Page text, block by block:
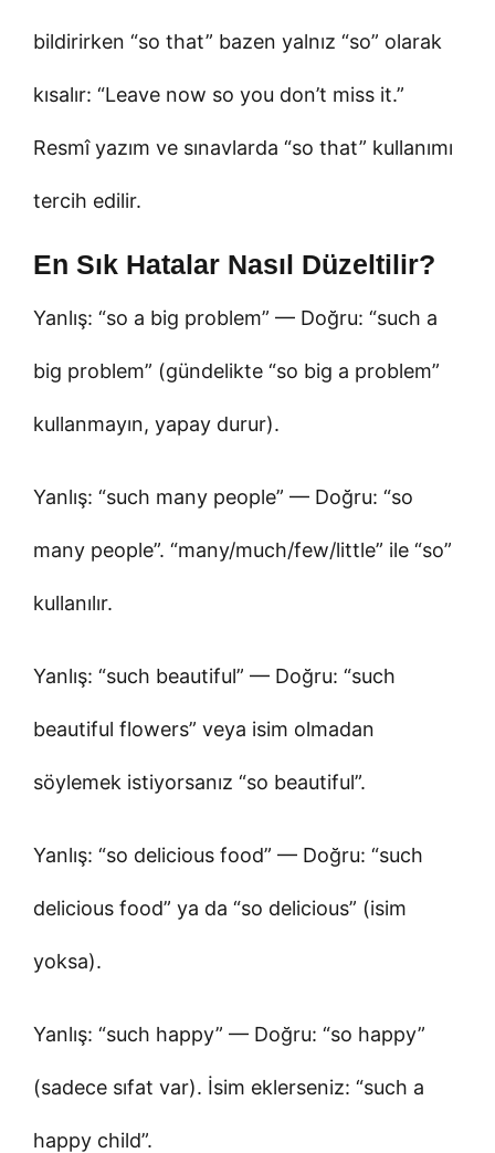
bildirirken “so that” bazen yalnız “so” olarak
kısalır: “Leave now so you don’t miss it.”
Resmî yazım ve sınavlarda “so that” kullanımı
tercih edilir.
En Sık Hatalar Nasıl Düzeltilir?
Yanlış: “so a big problem” — Doğru: “such a
big problem” (gündelikte “so big a problem”
kullanmayın, yapay durur).
Yanlış: “such many people” — Doğru: “so
many people”. “many/much/few/little” ile “so”
kullanılır.
Yanlış: “such beautiful” — Doğru: “such
beautiful flowers” veya isim olmadan
söylemek istiyorsanız “so beautiful”.
Yanlış: “so delicious food” — Doğru: “such
delicious food” ya da “so delicious” (isim
yoksa).
Yanlış: “such happy” — Doğru: “so happy”
(sadece sıfat var). İsim eklerseniz: “such a
happy child”.